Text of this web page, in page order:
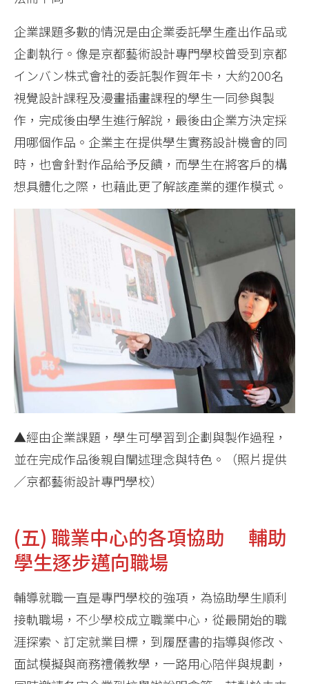
企業課題多數的情況是由企業委託學生產出作品或
企劃執行。像是京都藝術設計專門學校曾受到京都
インバン株式會社的委託製作賀年卡，大約200名
視覺設計課程及漫畫插畫課程的學生一同參與製
作，完成後由學生進行解說，最後由企業方決定採
用哪個作品。企業主在提供學生實務設計機會的同
時，也會針對作品給予反饋，而學生在將客戶的構
想具體化之際，也藉此更了解該產業的運作模式。
▲經由企業課題，學生可學習到企劃與製作過程，
並在完成作品後親自闡述理念與特色。（照片提供
／京都藝術設計專門學校）
(五) 職業中心的各項協助 輔助
學生逐步邁向職場
輔導就職一直是專門學校的強項，為協助學生順利
接軌職場，不少學校成立職業中心，從最開始的職
涯探索、訂定就業目標，到履歷書的指導與修改、
面試模擬與商務禮儀教學，一路用心陪伴與規劃，